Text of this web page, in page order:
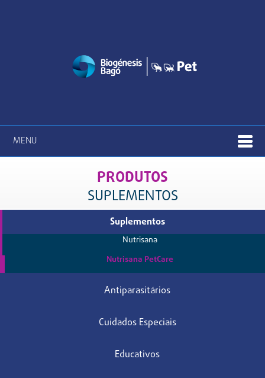
MENU
PRODUTOS
SUPLEMENTOS
Suplementos
Nutrisana
Nutrisana PetCare
Antiparasitários
Cuidados Especiais
Educativos